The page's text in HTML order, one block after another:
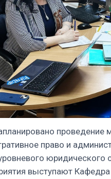
проведение
право и
юридического
выступают